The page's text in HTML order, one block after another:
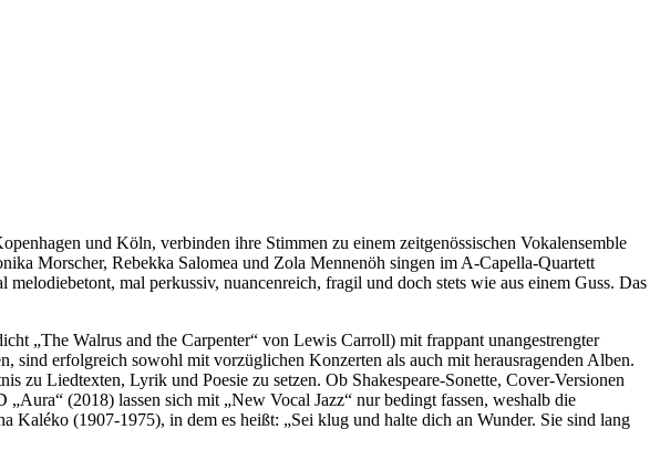
und Köln, verbinden ihre Stimmen zu einem zeitgenössischen Vokalensemble
Morscher, Rebekka Salomea und Zola Mennenöh singen im A-Capella-Quartett
mal perkussiv, nuancenreich, fragil und doch stets wie aus einem Guss. Das
„The Walrus and the Carpenter“ von Lewis Carroll) mit frappant unangestrengter
erfolgreich sowohl mit vorzüglichen Konzerten als auch mit herausragenden Alben.
zu Liedtexten, Lyrik und Poesie zu setzen. Ob Shakespeare-Sonette, Cover-Versionen
(2018) lassen sich mit „New Vocal Jazz“ nur bedingt fassen, weshalb die
Kaléko (1907-1975), in dem es heißt: „Sei klug und halte dich an Wunder. Sie sind lang